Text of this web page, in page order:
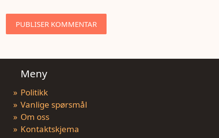
Meny
Politikk
Vanlige spørsmål
Om oss
Kontaktskjema